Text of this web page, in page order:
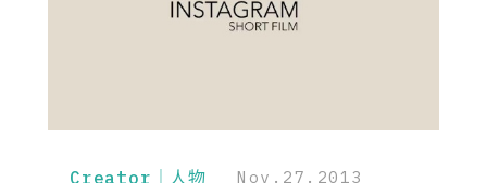
Creator｜人物 Nov.27.2013